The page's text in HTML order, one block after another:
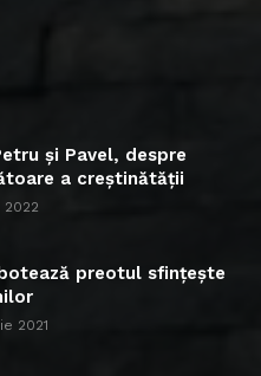
și Pavel, despre
a creștinătății
2022
preotul sfințește
2021